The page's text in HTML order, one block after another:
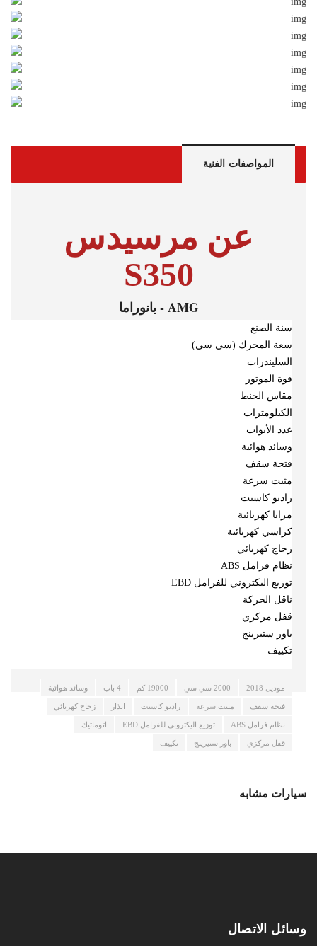
المواصفات الفنية
عن مرسيدس
S350
AMG - بانوراما
سنة الصنع
سعة المحرك (سي سي)
السليندرات
قوة الموتور
مقاس الجنط
الكيلومترات
عدد الأبواب
وسائد هوائية
فتحة سقف
مثبت سرعة
راديو كاسيت
مرايا كهربائية
كراسي كهربائية
زجاج كهربائي
نظام فرامل ABS
توزيع اليكتروني للفرامل EBD
ناقل الحركة
قفل مركزي
باور ستيرينج
تكييف
موديل 2018 2000 سي سي 19000 كم 4 باب وسائد هوائية
فتحة سقف مثبت سرعة راديو كاسيت انذار زجاج كهربائي
نظام فرامل ABS توزيع اليكتروني للفرامل EBD اتوماتيك
قفل مركزي باور ستيرينج تكييف
سيارات مشابه
وسائل الاتصال